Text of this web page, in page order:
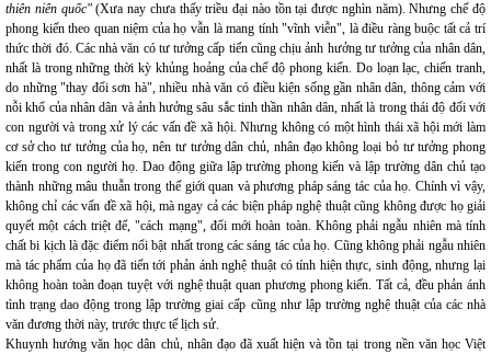
thiên niên quốc"(Xưa nay chưa thấy triều đại nào tồn tại được nghìn năm). Nhưng chế độ
phong kiến theo quan niệm của họ vẫn là mang tính "vĩnh viễn", là điều ràng buộc tất cả trí
thức thời đó. Các nhà văn có tư tưởng cấp tiến cũng chịu ảnh hưởng tư tưởng của nhân dân,
nhất là trong những thời kỳ khủng hoảng của chế độ phong kiến. Do loạn lạc, chiến tranh,
do những "thay đổi sơn hà", nhiều nhà văn có điều kiện sống gần nhân dân, thông cảm với
nỗi khổ của nhân dân và ảnh hưởng sâu sắc tinh thần nhân dân, nhất là trong thái độ đối với
con người và trong xử lý các vấn đề xã hội. Nhưng không có một hình thái xã hội mới làm
cơ sở cho tư tưởng của họ, nên tư tưởng dân chủ, nhân đạo không loại bỏ tư tưởng phong
kiến trong con người họ. Dao động giữa lập trường phong kiến và lập trường dân chủ tạo
thành những mâu thuẫn trong thế giới quan và phương pháp sáng tác của họ. Chính vì vậy,
không chỉ các vấn đề xã hội, mà ngay cả các biện pháp nghệ thuật cũng không được họ giải
quyết một cách triệt để, "cách mạng", đổi mới hoàn toàn. Không phải ngẫu nhiên mà tính
chất bi kịch là đặc điểm nổi bật nhất trong các sáng tác của họ. Cũng không phải ngẫu nhiên
mà tác phẩm của họ đã tiến tới phản ánh nghệ thuật có tính hiện thực, sinh động, nhưng lại
không hoàn toàn đoạn tuyệt với nghệ thuật quan phương phong kiến. Tất cả, đều phản ánh
tình trạng dao động trong lập trường giai cấp cũng như lập trường nghệ thuật của các nhà
văn đương thời này, trước thực tế lịch sử.
Khuynh hướng văn học dân chủ, nhân đạo đã xuất hiện và tồn tại trong nền văn học Việt